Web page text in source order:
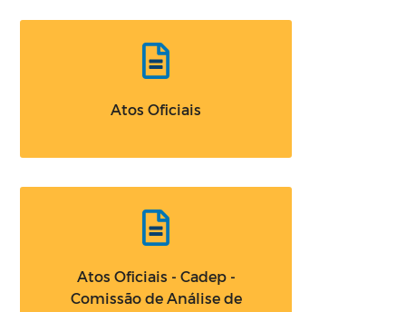
Atos Oficiais
Atos Oficiais - Cadep -
Comissão de Análise de